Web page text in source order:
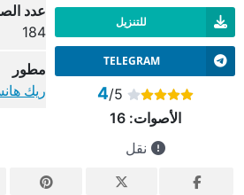
للتنزيل
TELEGRAM
4/5
الأصوات:16
نقل
عدد
184
مطور
ريك